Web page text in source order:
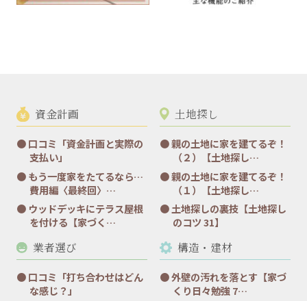
資金計画
口コミ「資金計画と実際の
支払い」
もう一度家をたてるなら…
費用編〈最終回〉…
ウッドデッキにテラス屋根
を付ける【家づく…
土地探し
親の土地に家を建てるぞ！
（２）【土地探し…
親の土地に家を建てるぞ！
（１）【土地探し…
土地探しの裏技【土地探し
のコツ 31】
業者選び
口コミ「打ち合わせはどん
な感じ？」
構造・建材
外壁の汚れを落とす【家づ
くり日々勉強 7…